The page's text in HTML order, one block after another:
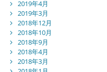
2019年4月
2019年3月
2018年12月
2018年10月
2018年9月
2018年4月
2018年3月